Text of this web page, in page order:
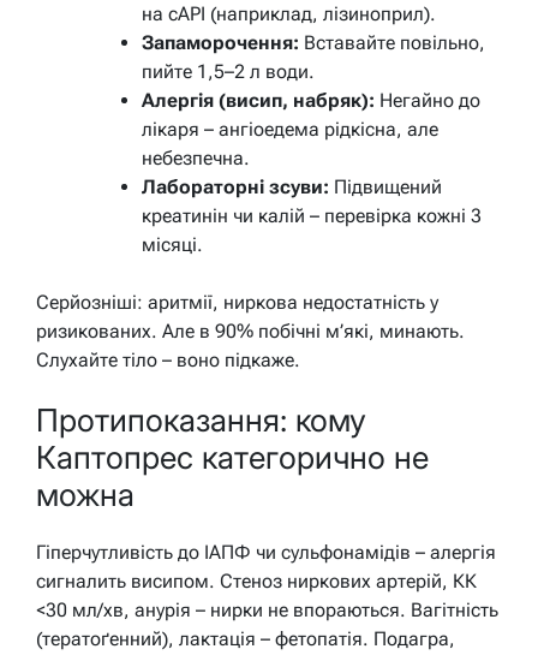
на сАРІ (наприклад, лізиноприл).
Запаморочення: Вставайте повільно,
пийте 1,5–2 л води.
Алергія (висип, набряк): Негайно до
лікаря – ангіоедема рідкісна, але
небезпечна.
Лабораторні зсуви: Підвищений
креатинін чи калій – перевірка кожні 3
місяці.
Серйозніші: аритмії, ниркова недостатність у
ризикованих. Але в 90% побічні м’які, минають.
Слухайте тіло – воно підкаже.
Протипоказання: кому
Каптопрес категорично не
можна
Гіперчутливість до ІАПФ чи сульфонамідів – алергія
сигналить висипом. Стеноз ниркових артерій, КК
<30 мл/хв, анурія – нирки не впораються. Вагітність
(тератоґенний), лактація – фетопатія. Подагра,